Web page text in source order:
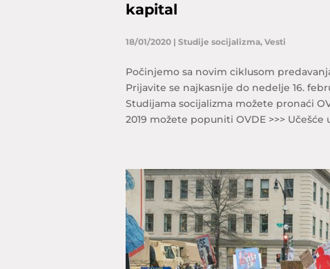
kapital
18/01/2020 | Studije socijalizma, Vesti
Počinjemo sa novim ciklusom
Prijavite se najkasnije do nedelje 16.
Studijama socijalizma možete pronaći
2019 možete popuniti OVDE >>> Učešće